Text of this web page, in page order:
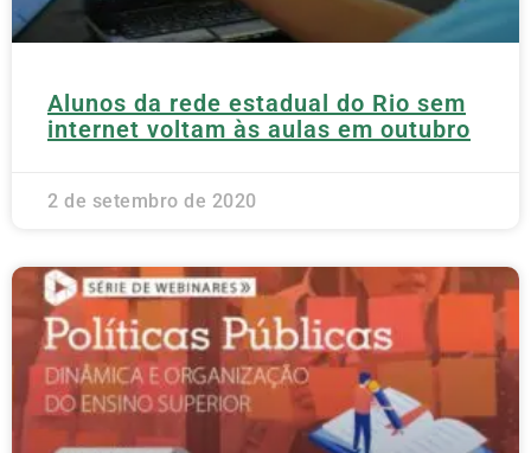
Alunos da rede estadual do Rio sem
internet voltam às aulas em outubro
2 de setembro de 2020